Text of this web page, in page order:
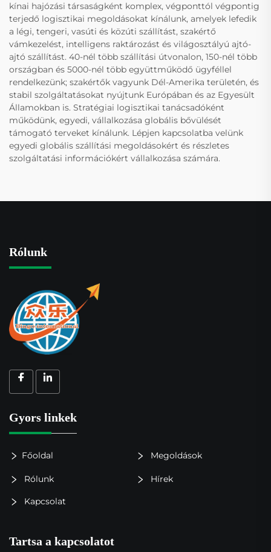
kínai hajózási társaságként komplex, végponttól végpontig
terjedő logisztikai megoldásokat kínálunk, amelyek lefedik
a légi, tengeri, vasúti és közúti szállítást, szakértő
vámkezelést, intelligens raktározást és világosztályú ajtó-
ajtó szállítást. 40-nél több szállítási útvonalon, 150-nél több
országban és 5000-nél több együttműködő ügyféllel
rendelkezünk; szakértők vagyunk Dél-Amerika területén, és
stabil szolgáltatásokat nyújtunk Európában és az Egyesült
Államokban is. Stratégiai logisztikai tanácsadóként
működünk, egyedi, vállalkozása globális bővülését
támogató terveket kínálunk. Lépjen kapcsolatba velünk
egyedi globális szállítási megoldásokért és részletes
szolgáltatási információkért vállalkozása számára.
Rólunk
Gyors linkek
Főoldal Megoldások
Rólunk Hírek
Kapcsolat
Tartsa a kapcsolatot